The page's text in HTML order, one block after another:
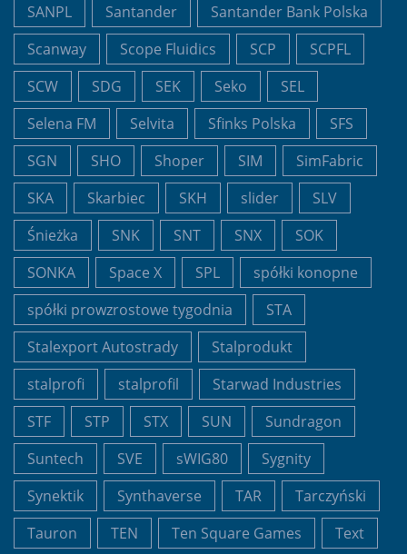
SANPL
Santander
Santander Bank Polska
Scanway
Scope Fluidics SCP
SCPFL
SCW
SDG SEK Seko
SEL
Selena FM
Selvita Sfinks Polska
SFS
SGN
SHO Shoper SIM
SimFabric
SKA
Skarbiec SKH slider
SLV
Śnieżka
SNK SNT SNX
SOK
SONKA
Space X SPL
spółki konopne
spółki prowzrostowe tygodnia
STA
Stalexport Autostrady
Stalprodukt
stalprofi
stalprofil
Starwad Industries
STF
STP STX SUN
Sundragon
Suntech
SVE sWIG80
Sygnity
Synektik
Synthaverse TAR
Tarczyński
Tauron
TEN Ten Square Games
Text